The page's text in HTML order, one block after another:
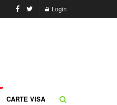
Login
CARTE VISA